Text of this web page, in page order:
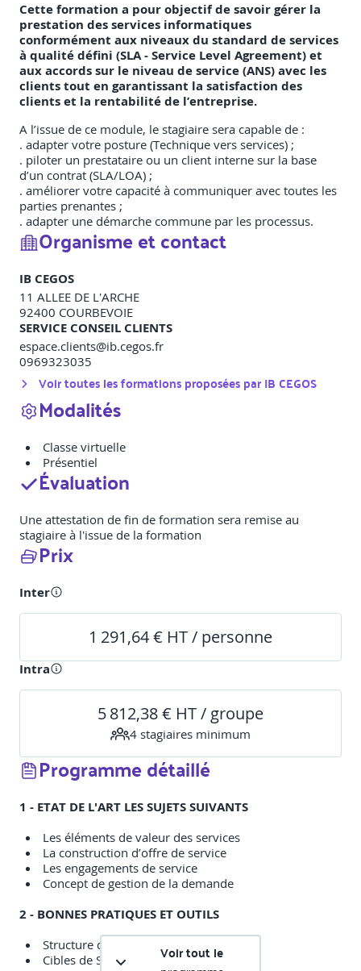
Cette formation a pour objectif de savoir gérer la
prestation des services informatiques
conformément aux niveaux du standard de services
à qualité défini (SLA - Service Level Agreement) et
aux accords sur le niveau de service (ANS) avec les
clients tout en garantissant la satisfaction des
clients et la rentabilité de l’entreprise.
A l’issue de ce module, le stagiaire sera capable de :
. adapter votre posture (Technique vers services) ;
. piloter un prestataire ou un client interne sur la base
d’un contrat (SLA/LOA) ;
. améliorer votre capacité à communiquer avec toutes les
parties prenantes ;
. adapter une démarche commune par les processus.
Organisme et contact
IB CEGOS
11 ALLEE DE L'ARCHE
92400 COURBEVOIE
SERVICE CONSEIL CLIENTS
espace.clients@ib.cegos.fr
0969323035
Voir toutes les formations proposées parIB CEGOS
Modalités
Classe virtuelle
Présentiel
Évaluation
Une attestation de fin de formation sera remise au
stagiaire à l'issue de la formation
Prix
Inter
1 291,64 € HT / personne
Intra
5 812,38 € HT / groupe
4 stagiaires minimum
Programme détaillé
1 - ETAT DE L'ART LES SUJETS SUIVANTS
Les éléments de valeur des services
La construction d’offre de service
Les engagements de service
Concept de gestion de la demande
2 - BONNES PRATIQUES ET OUTILS
Structure de catalogue de service
Cibles de SLA
Voir tout le